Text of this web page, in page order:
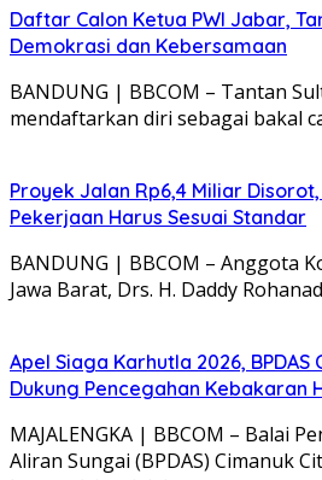
Daftar Calon Ketua PWI Jabar,
Demokrasi dan Kebersamaan
BANDUNG | BBCOM – Tantan
mendaftarkan diri sebagai bakal
Proyek Jalan Rp6,4 Miliar
Pekerjaan Harus Sesuai Standar
BANDUNG | BBCOM – Anggota
Jawa Barat, Drs. H. Daddy
Apel Siaga Karhutla 2026, BPDAS
Dukung Pencegahan Kebakaran
MAJALENGKA | BBCOM – Balai
Aliran Sungai (BPDAS) Cimanuk